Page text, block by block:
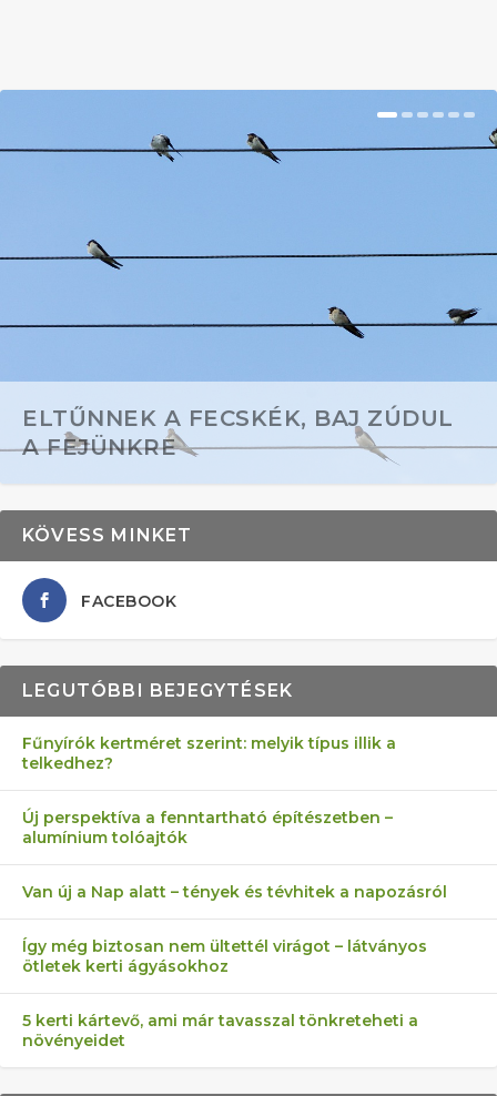
ELTŰNNEK A FECSKÉK, BAJ ZÚDUL
A FEJÜNKRE
AZ ÖNELLÁTÁS 13 PONTJA
KEZDŐKNEK
6 LEGJOBB NÖVÉNY SZOMSZÉD
ELLEN
FÉLREÉRTETT KERTÉSZKEDÉS:
TÉRKŐ ÉS MURVA
AKI ELDOBÁLJA A CIGICSIKKEKET,
AZ EGY KÖ…
MÁRPEDIG A TŰZIJÁTÉK NEM MENŐ!
KÖVESS MINKET
FACEBOOK
LEGUTÓBBI BEJEGYTÉSEK
Fűnyírók kertméret szerint: melyik típus illik a
telkedhez?
Új perspektíva a fenntartható építészetben –
alumínium tolóajtók
Van új a Nap alatt – tények és tévhitek a napozásról
Így még biztosan nem ültettél virágot – látványos
ötletek kerti ágyásokhoz
5 kerti kártevő, ami már tavasszal tönkreteheti a
növényeidet